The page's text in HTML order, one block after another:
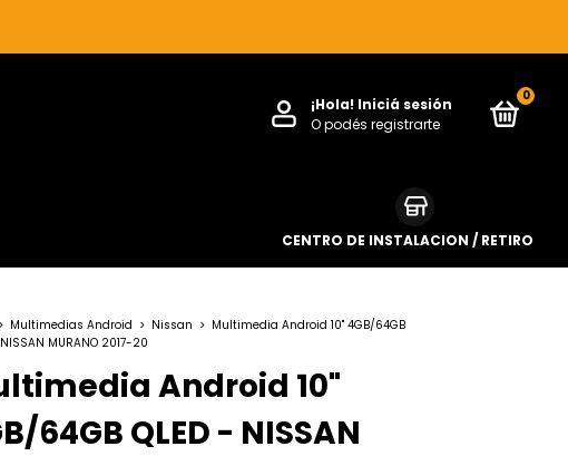
¡Hola! Iniciá sesión
O podés registrarte
0
CENTRO DE INSTALACION / RETIRO
> Multimedias Android > Nissan > Multimedia Android 10" 4GB/64GB
MURANO 2017-20
Android 10"
64GB QLED - NISSAN